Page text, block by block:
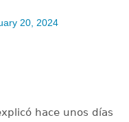
20, 2024
hace unos días